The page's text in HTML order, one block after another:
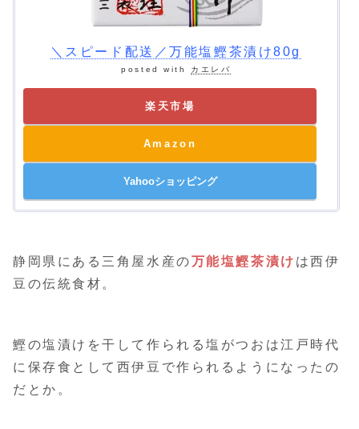
＼スピード配送／万能塩鰹茶漬け80g
posted with カエレバ
楽天市場
Amazon
Yahooショッピング
静岡県にある三角屋水産の万能塩鰹茶漬け は西伊
豆の伝統食材。
鰹の塩漬けを干して作られる塩がつおは江戸時代
に保存食として西伊豆で作られるようになったの
だとか。